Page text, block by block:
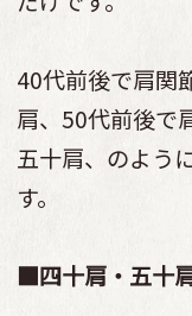
40代前後で肩関
肩、50代前後で
五十肩、のよう
す。
■四十肩・五十